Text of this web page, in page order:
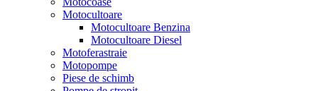
Motocultoare
Motocultoare Benzina
Motocultoare Diesel
Motoferastraie
Motopompe
Piese de schimb